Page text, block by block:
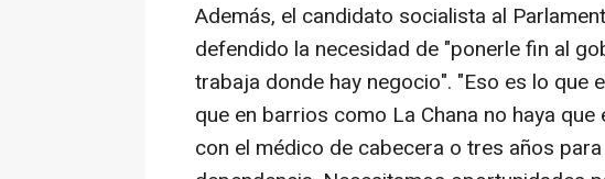
Además, el candidato socialista al
defendido la necesidad de "ponerle fin al
trabaja donde hay negocio". "Eso es lo que
que en barrios como La Chana no haya
con el médico de cabecera o tres años